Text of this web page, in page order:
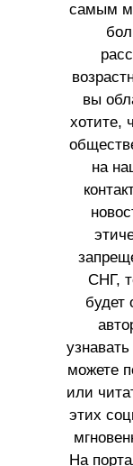
самым
вы
хотите,
на
СНГ,
будет
можете
или
этих
На